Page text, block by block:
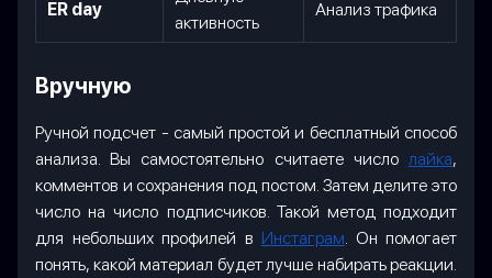
ER day
активность
Анализ трафика
Вручную
Ручной подсчет - самый простой и бесплатный способ
анализа. Вы самостоятельно считаете число лайка,
комментов и сохранения под постом. Затем делите это
число на число подписчиков. Такой метод подходит
для небольших профилей в Инстаграм . Он помогает
понять, какой материал будет лучше набирать реакции.